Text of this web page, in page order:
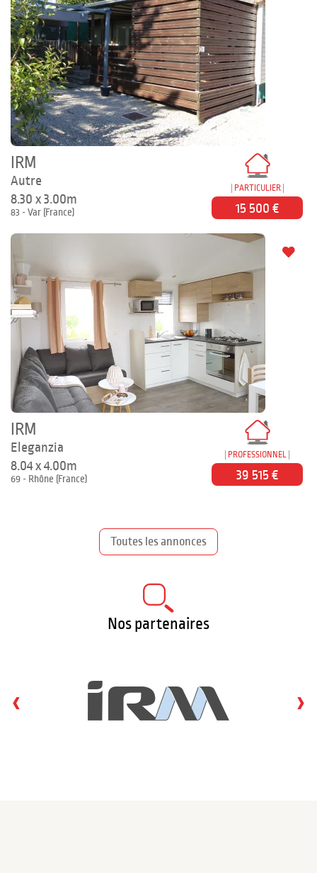
IRM
Autre
8.30 x 3.00m
83 - Var (France)
PARTICULIER
15 500 €
IRM
Eleganzia
8.04 x 4.00m
69 - Rhône (France)
PROFESSIONNEL
39 515 €
Toutes les annonces
Nos partenaires
‹ ›